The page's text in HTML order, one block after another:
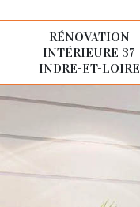
RÉNOVATION
INTÉRIEURE 37
INDRE-ET-LOIRE